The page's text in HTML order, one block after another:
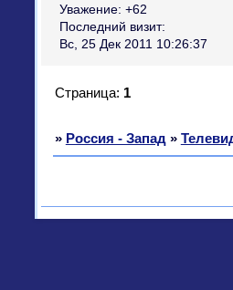
Уважение: +62
Последний визит:
Вс, 25 Дек 2011 10:26:37
Страница: 1
» Россия - Запад »